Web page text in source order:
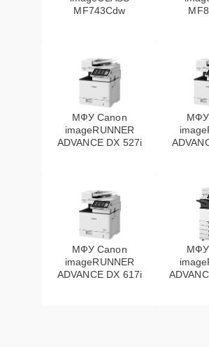
MF743Cdw
МФУ Canon
imageRUNNER
ADVANCE DX 527i
МФУ
МФУ Canon
imageRUNNER
ADVANCE DX 617i
МФУ